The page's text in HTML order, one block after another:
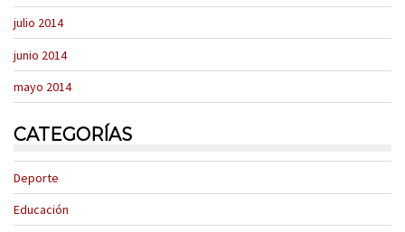
julio 2014
junio 2014
mayo 2014
CATEGORÍAS
Deporte
Educación